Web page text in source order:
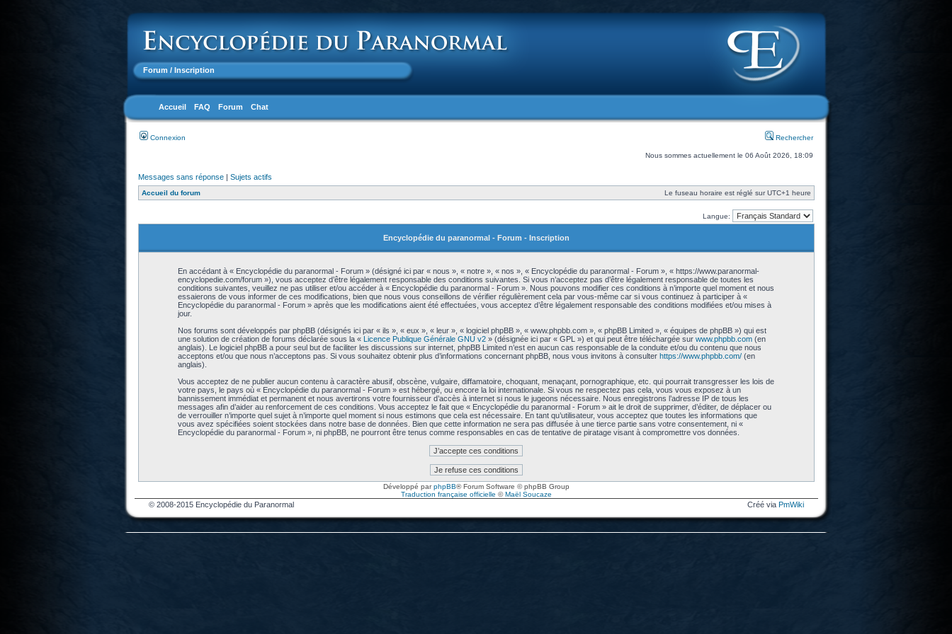
Forum / Inscription
Accueil FAQ Forum Chat
Connexion Rechercher
Nous sommes actuellement le 06 Août 2026, 18:09
Messages sans réponse| Sujets actifs
Accueil du forum Le fuseau horaire est réglé sur UTC+1 heure
Langue:
Encyclopédie du paranormal - Forum - Inscription
En accédant à « Encyclopédie du paranormal - Forum » (désigné ici par « nous », « notre », « nos », « Encyclopédie du paranormal - Forum », « https://www.paranormal-
encyclopedie.com/forum »), vous acceptez d’être légalement responsable des conditions suivantes. Si vous n’acceptez pas d’être légalement responsable de toutes les
conditions suivantes, veuillez ne pas utiliser et/ou accéder à « Encyclopédie du paranormal - Forum ». Nous pouvons modifier ces conditions à n’importe quel moment et nous
essaierons de vous informer de ces modifications, bien que nous vous conseillons de vérifier régulièrement cela par vous-même car si vous continuez à participer à «
Encyclopédie du paranormal - Forum » après que les modifications aient été effectuées, vous acceptez d’être légalement responsable des conditions modifiées et/ou mises à
jour.
Nos forums sont développés par phpBB (désignés ici par « ils », « eux », « leur », « logiciel phpBB », « www.phpbb.com », « phpBB Limited », « équipes de phpBB ») qui est
une solution de création de forums déclarée sous la « Licence Publique Générale GNU v2 » (désignée ici par « GPL ») et qui peut être téléchargée sur www.phpbb.com (en
anglais). Le logiciel phpBB a pour seul but de faciliter les discussions sur internet, phpBB Limited n’est en aucun cas responsable de la conduite et/ou du contenu que nous
acceptons et/ou que nous n’acceptons pas. Si vous souhaitez obtenir plus d’informations concernant phpBB, nous vous invitons à consulter https://www.phpbb.com/ (en
anglais).
Vous acceptez de ne publier aucun contenu à caractère abusif, obscène, vulgaire, diffamatoire, choquant, menaçant, pornographique, etc. qui pourrait transgresser les lois de
votre pays, le pays où « Encyclopédie du paranormal - Forum » est hébergé, ou encore la loi internationale. Si vous ne respectez pas cela, vous vous exposez à un
bannissement immédiat et permanent et nous avertirons votre fournisseur d’accès à internet si nous le jugeons nécessaire. Nous enregistrons l’adresse IP de tous les
messages afin d’aider au renforcement de ces conditions. Vous acceptez le fait que « Encyclopédie du paranormal - Forum » ait le droit de supprimer, d’éditer, de déplacer ou
de verrouiller n’importe quel sujet à n’importe quel moment si nous estimons que cela est nécessaire. En tant qu’utilisateur, vous acceptez que toutes les informations que
vous avez spécifiées soient stockées dans notre base de données. Bien que cette information ne sera pas diffusée à une tierce partie sans votre consentement, ni «
Encyclopédie du paranormal - Forum », ni phpBB, ne pourront être tenus comme responsables en cas de tentative de piratage visant à compromettre vos données.
Développé parphpBB® Forum Software © phpBB Group
Traduction française officielle ©Maël Soucaze
© 2008-2015 Encyclopédie du Paranormal Créé via PmWiki